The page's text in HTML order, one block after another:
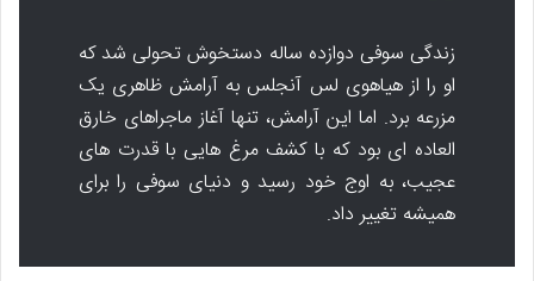
زندگی سوفی دوازده ساله دستخوش تحولی شد که
او را از هیاهوی لس آنجلس به آرامش ظاهری یک
مزرعه برد. اما این آرامش، تنها آغاز ماجراهای خارق
العاده ای بود که با کشف مرغ هایی با قدرت های
عجیب، به اوج خود رسید و دنیای سوفی را برای
همیشه تغییر داد.